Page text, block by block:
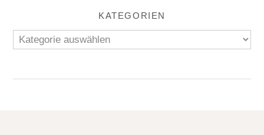
KATEGORIEN